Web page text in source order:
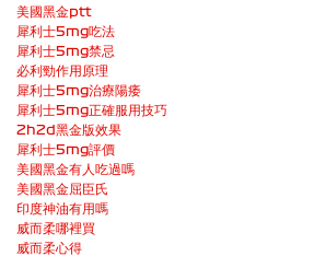
美國黑金ptt
犀利士5mg吃法
犀利士5mg禁忌
必利勁作用原理
犀利士5mg治療陽痿
犀利士5mg正確服用技巧
2h2d黑金版效果
犀利士5mg評價
美國黑金有人吃過嗎
美國黑金屈臣氏
印度神油有用嗎
威而柔哪裡買
威而柔心得